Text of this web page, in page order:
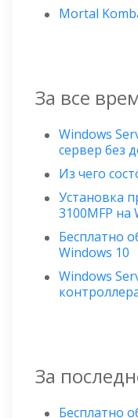
Mortal
За все
Windows
сервер без
Из чего
Установка
3100MFP на
Бесплатно
Windows 10
Windows
За
Бесплатно